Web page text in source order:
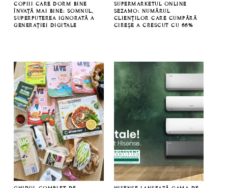
COPIII CARE DORM BINE
ÎNVAȚĂ MAI BINE: SOMNUL,
SUPERPUTEREA IGNORATĂ A
GENERAȚIEI DIGITALE
SUPERMARKETUL ONLINE
SEZAMO: NUMĂRUL
CLIENȚILOR CARE CUMPĂRĂ
CIREȘE A CRESCUT CU 66%